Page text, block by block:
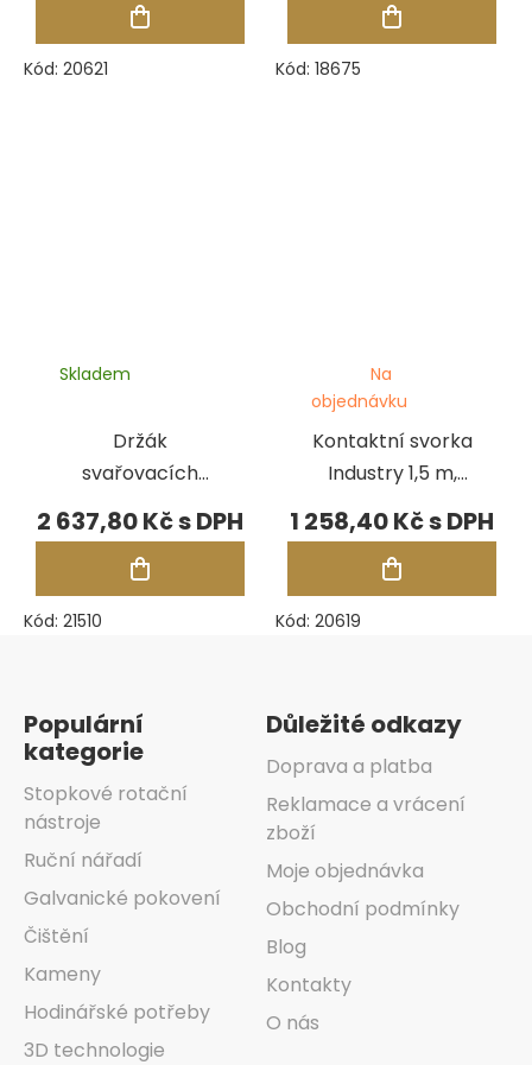
Kód: 20621 Kód: 18675
Držák
svařovacích
drátů
Skladem
2 637,80 Kč
Kód: 21510
Kontaktní svorka
Industry 1,5 m,
kabel 2,5 mm2
Na
objednávku
1 258,40 Kč
Kód: 20619
Populární
kategorie
Stopkové rotační
nástroje
Ruční nářadí
Galvanické pokovení
Čištění
Kameny
Hodinářské potřeby
3D technologie
Důležité odkazy
Doprava a platba
Reklamace a vrácení
zboží
Moje objednávka
Obchodní podmínky
Blog
Kontakty
O nás